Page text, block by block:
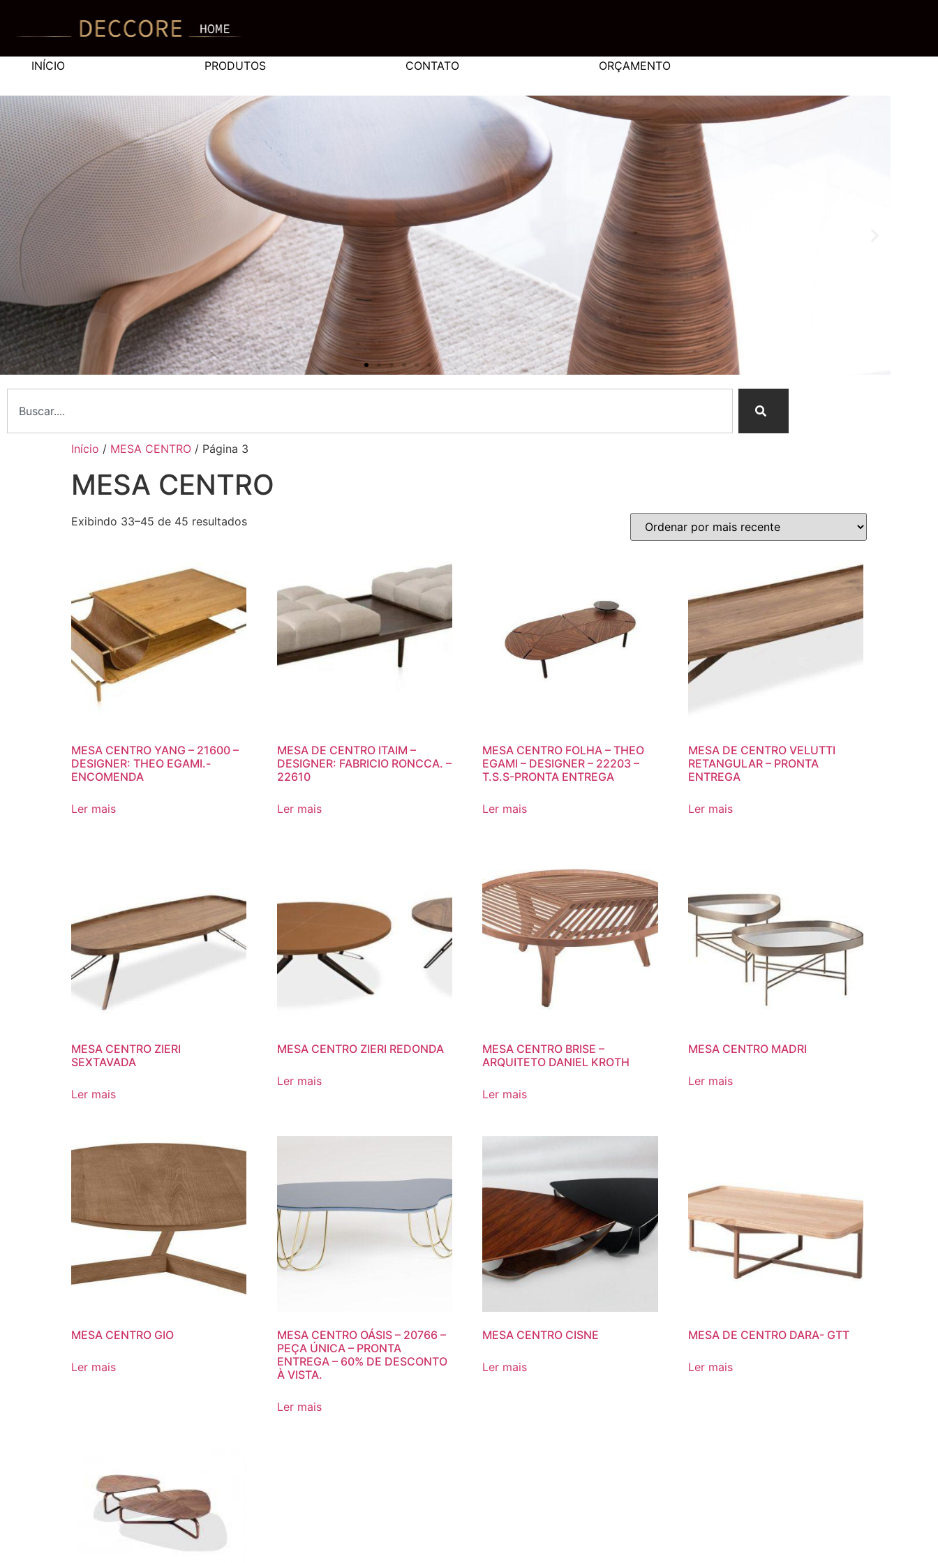
INÍCIO PRODUTOS CONTATO ORÇAMENTO
Essência
Curadoria sofisticada e
atendimento personalizado
Conheça
Início / MESA CENTRO / Página 3
MESA CENTRO
Exibindo 33–45 de 45 resultados
MESA CENTRO YANG – 21600 –
DESIGNER: THEO EGAMI.-
ENCOMENDA
Ler mais
MESA DE CENTRO ITAIM –
DESIGNER: FABRICIO RONCCA. –
22610
Ler mais
MESA CENTRO FOLHA – THEO
EGAMI – DESIGNER – 22203 –
T.S.S-PRONTA ENTREGA
Ler mais
MESA DE CENTRO VELUTTI
RETANGULAR – PRONTA
ENTREGA
Ler mais
MESA CENTRO ZIERI
SEXTAVADA
Ler mais
MESA CENTRO ZIERI REDONDA
Ler mais
MESA CENTRO BRISE –
ARQUITETO DANIEL KROTH
Ler mais
MESA CENTRO MADRI
Ler mais
MESA CENTRO GIO
Ler mais
MESA CENTRO OÁSIS – 20766 –
PEÇA ÚNICA – PRONTA
ENTREGA – 60% DE DESCONTO
À VISTA.
Ler mais
MESA CENTRO CISNE
Ler mais
MESA DE CENTRO DARA- GTT
Ler mais